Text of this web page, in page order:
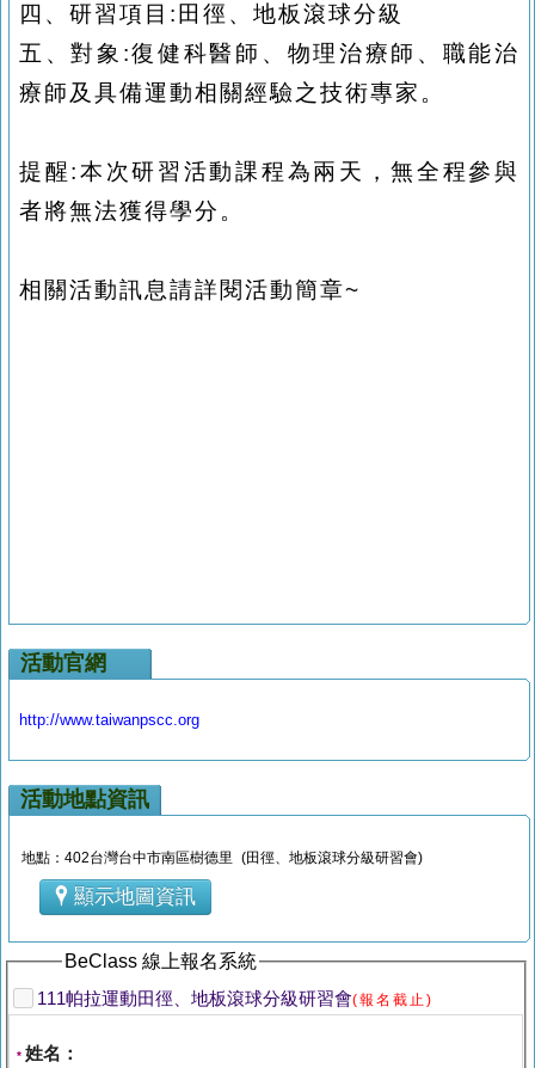
四、研習項目:田徑、地板滾球分級
五、對象:復健科醫師、物理治療師、職能治
療師及具備運動相關經驗之技術專家。
提醒:本次研習活動課程為兩天，無全程參與
者將無法獲得學分。
相關活動訊息請詳閱活動簡章~
活動官網
http://www.taiwanpscc.org
活動地點資訊
地點：402台灣台中市南區樹德里 (田徑、地板滾球分級研習會)
顯示地圖資訊
BeClass 線上報名系統
111帕拉運動田徑、地板滾球分級研習會(報名截止)
* 姓名：